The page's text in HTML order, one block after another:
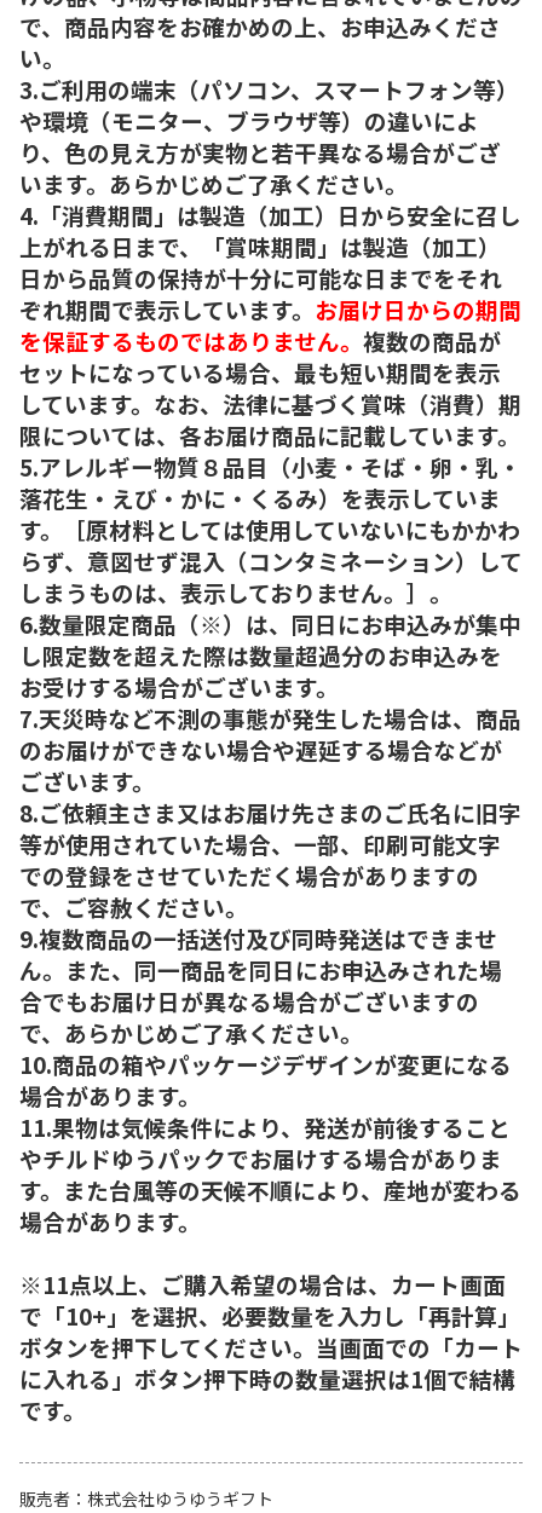
で、商品内容をお確かめの上、お申込みくださ
い。
3.ご利用の端末（パソコン、スマートフォン等）
や環境（モニター、ブラウザ等）の違いによ
り、色の見え方が実物と若干異なる場合がござ
います。あらかじめご了承ください。
4.「消費期間」は製造（加工）日から安全に召し
上がれる日まで、「賞味期間」は製造（加工）
日から品質の保持が十分に可能な日までをそれ
ぞれ期間で表示しています。 お届け日からの期間
を保証するものではありません。 複数の商品が
セットになっている場合、最も短い期間を表示
しています。なお、法律に基づく賞味（消費）期
限については、各お届け商品に記載しています。
5.アレルギー物質８品目（小麦・そば・卵・乳・
落花生・えび・かに・くるみ）を表示していま
す。［原材料としては使用していないにもかかわ
らず、意図せず混入（コンタミネーション）して
しまうものは、表示しておりません。］。
6.数量限定商品（※）は、同日にお申込みが集中
し限定数を超えた際は数量超過分のお申込みを
お受けする場合がございます。
7.天災時など不測の事態が発生した場合は、商品
のお届けができない場合や遅延する場合などが
ございます。
8.ご依頼主さま又はお届け先さまのご氏名に旧字
等が使用されていた場合、一部、印刷可能文字
での登録をさせていただく場合がありますの
で、ご容赦ください。
9.複数商品の一括送付及び同時発送はできませ
ん。また、同一商品を同日にお申込みされた場
合でもお届け日が異なる場合がございますの
で、あらかじめご了承ください。
10.商品の箱やパッケージデザインが変更になる
場合があります。
11.果物は気候条件により、発送が前後すること
やチルドゆうパックでお届けする場合がありま
す。また台風等の天候不順により、産地が変わる
場合があります。
※11点以上、ご購入希望の場合は、カート画面
で「10+」を選択、必要数量を入力し「再計算」
ボタンを押下してください。当画面での「カート
に入れる」ボタン押下時の数量選択は1個で結構
です。
販売者
株式会社ゆうゆうギフト